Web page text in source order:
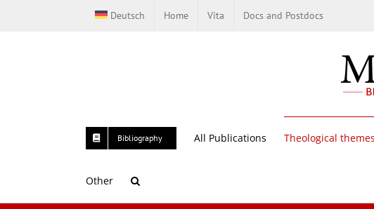
Deutsch Home Vita Docs and Postdocs
Bibliography All Publications Theological themes
Other